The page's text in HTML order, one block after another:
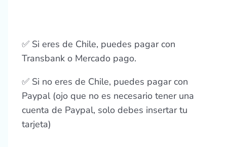
✅ Si eres de Chile, puedes pagar con
Transbank o Mercado pago.
✅ Si no eres de Chile, puedes pagar con
Paypal (ojo que no es necesario tener una
cuenta de Paypal, solo debes insertar tu
tarjeta)